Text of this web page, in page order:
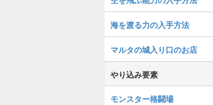
海を渡る力の入手方法
マルタの城入り口のお店
やり込み要素
モンスター格闘場